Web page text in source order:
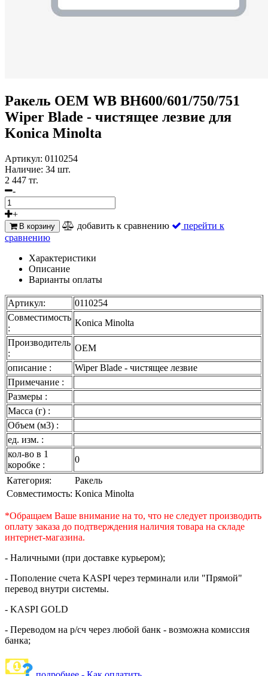
Ракель OEM WB BH600/601/750/751
Wiper Blade - чистящее лезвие для
Konica Minolta
Артикул: 0110254
Наличие: 34 шт.
2 447 тг.
-
+
В корзину добавить к сравнению
перейти к
сравнению
Характеристики
Описание
Варианты оплаты
Артикул:
0110254
Совместимость
:
Konica Minolta
Производитель
:
OEM
описание :
Wiper Blade - чистящее лезвие
Примечание :
Размеры :
Масса (г) :
Объем (м3) :
ед. изм. :
кол-во в 1
коробке :
0
Категория:
Ракель
Совместимость: Konica Minolta
*Обращаем Ваше внимание на то, что не следует производить
оплату заказа до подтверждения наличия товара на складе
интернет-магазина.
- Наличными (при доставке курьером);
- Пополение счета KASPI через терминали или "Прямой"
перевод внутри системы.
- KASPI GOLD
- Переводом на р/сч через любой банк - возможна комиссия
банка;